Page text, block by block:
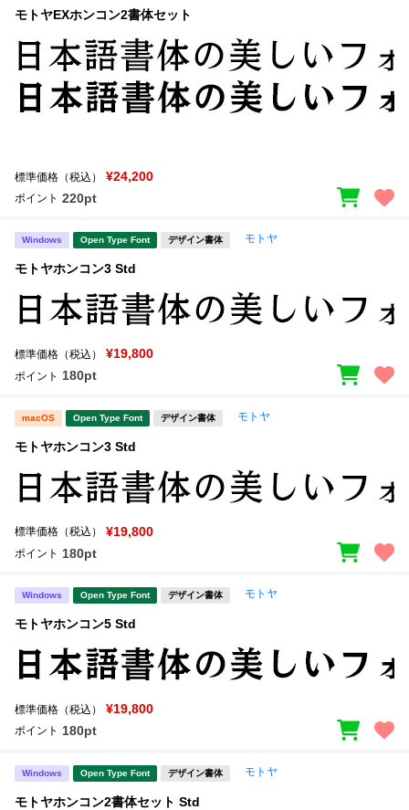
モトヤEXホンコン2書体セット
標準価格（税込） ¥24,200
ポイント 220pt
Windows Open Type Font デザイン書体 モトヤ
モトヤホンコン3 Std
標準価格（税込） ¥19,800
ポイント 180pt
macOS Open Type Font デザイン書体 モトヤ
モトヤホンコン3 Std
標準価格（税込） ¥19,800
ポイント 180pt
Windows Open Type Font デザイン書体 モトヤ
モトヤホンコン5 Std
標準価格（税込） ¥19,800
ポイント 180pt
Windows Open Type Font デザイン書体 モトヤ
モトヤホンコン2書体セット Std